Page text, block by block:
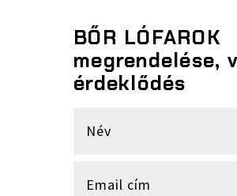
BŐR LÓFAROK
megrendelése,
érdeklődés